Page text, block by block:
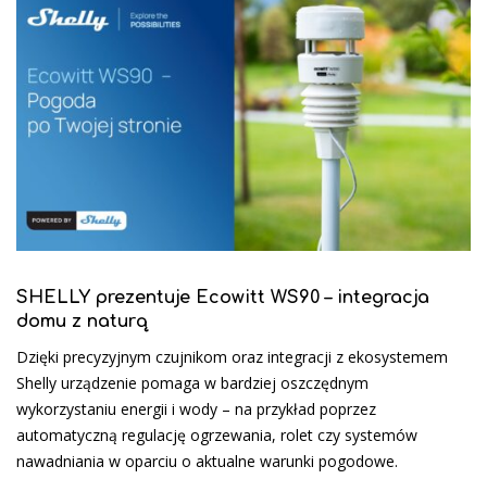
SHELLY prezentuje Ecowitt WS90 – integracja
domu z naturą
Dzięki precyzyjnym czujnikom oraz integracji z ekosystemem
Shelly urządzenie pomaga w bardziej oszczędnym
wykorzystaniu energii i wody – na przykład poprzez
automatyczną regulację ogrzewania, rolet czy systemów
nawadniania w oparciu o aktualne warunki pogodowe.